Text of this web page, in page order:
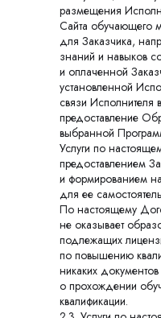
размещения
Сайта обучающего
для Заказчика,
знаний и навыков
и оплаченной
установленной
связи Исполнителя
предоставление
выбранной
Услуги по
предоставлением
и формированием
для ее
По настоящему
не оказывает
подлежащих
по повышению
никаких
о прохождении
квалификации.